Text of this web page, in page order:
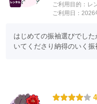
ご利用目的： レ
ご利用日：2026
はじめての振袖選びでし
いてくださり納得のいく振